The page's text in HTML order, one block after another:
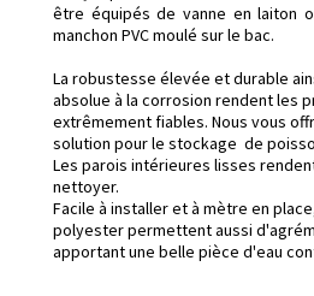
être équipés de vanne en laiton
manchon PVC moulé sur le bac.
La robustesse élevée et durable
absolue à la corrosion rendent les
extrêmement fiables. Nous vous
solution pour le stockage de
Les parois intérieures lisses
nettoyer.
Facile à installer et à mètre en
polyester permettent aussi
apportant une belle pièce d'eau